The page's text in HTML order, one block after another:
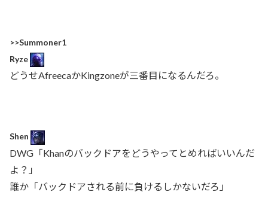
>>Summoner1
Ryze
どうせAfreecaかKingzoneが三番目になるんだろ。
Shen
DWG「Khanのバックドアをどうやってとめればいいんだ
よ？」
誰か「バックドアされる前に負けるしかないだろ」